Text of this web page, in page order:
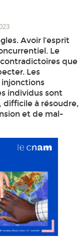
Avoir l’esprit
Le
que
Les
injonctions
individus sont
difficile à résoudre,
et de mal-